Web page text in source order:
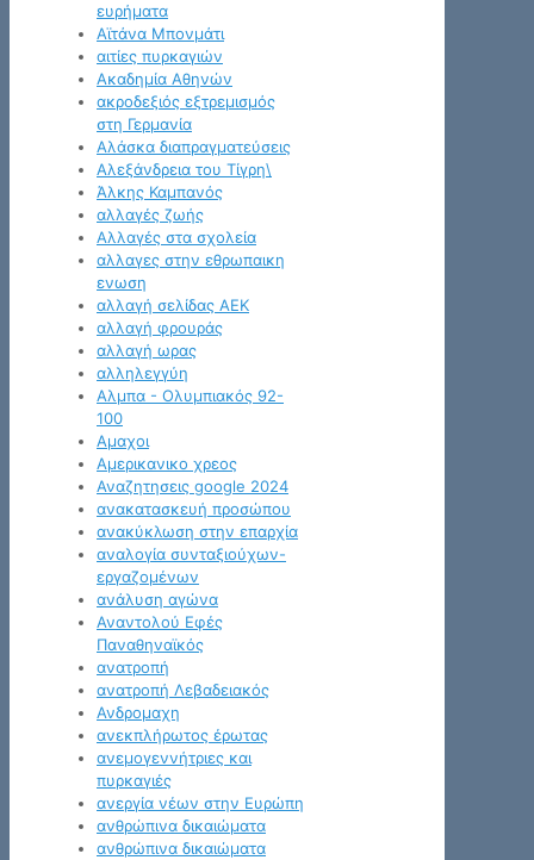
ευρήματα
Αϊτάνα Μπονμάτι
αιτίες πυρκαγιών
Ακαδημία Αθηνών
ακροδεξιός εξτρεμισμός
στη Γερμανία
Αλάσκα διαπραγματεύσεις
Αλεξάνδρεια του Τίγρη\
Άλκης Καμπανός
αλλαγές ζωής
Αλλαγές στα σχολεία
αλλαγες στην εθρωπαικη
ενωση
αλλαγή σελίδας ΑΕΚ
αλλαγή φρουράς
αλλαγή ωρας
αλληλεγγύη
Αλμπα - Ολυμπιακός 92-
100
Αμαχοι
Αμερικανικο χρεος
Αναζητησεις google 2024
ανακατασκευή προσώπου
ανακύκλωση στην επαρχία
αναλογία συνταξιούχων-
εργαζομένων
ανάλυση αγώνα
Αναντολού Εφές
Παναθηναϊκός
ανατροπή
ανατροπή Λεβαδειακός
Ανδρομαχη
ανεκπλήρωτος έρωτας
ανεμογεννήτριες και
πυρκαγιές
ανεργία νέων στην Ευρώπη
ανθρώπινα δικαιώματα
ανθρώπινα δικαιώματα